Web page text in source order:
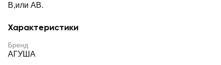
В,или АВ.
Характеристики
Бренд
АГУША